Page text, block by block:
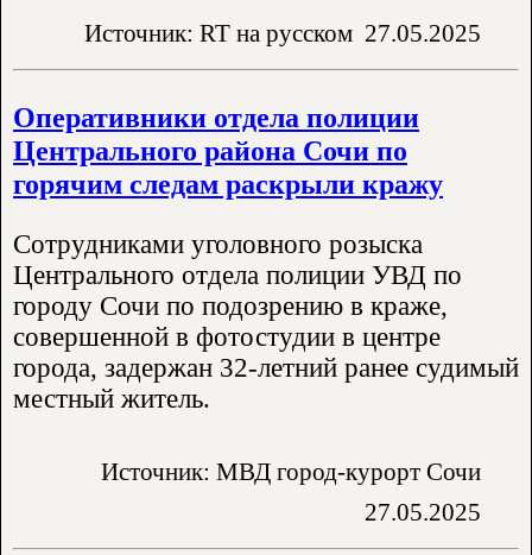
Источник: RT на русском 27.05.2025
Оперативники отдела полиции
Центрального района Сочи по
горячим следам раскрыли кражу
Сотрудниками уголовного розыска
Центрального отдела полиции УВД по
городу Сочи по подозрению в краже,
совершенной в фотостудии в центре
города, задержан 32-летний ранее судимый
местный житель.
Источник: МВД город-курорт Сочи
27.05.2025